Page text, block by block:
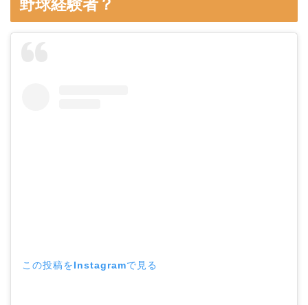
野球経験者？
この投稿をInstagramで見る